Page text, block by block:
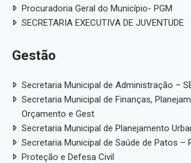
Procuradoria Geral do Município- PGM
SECRETARIA EXECUTIVA DE JUVENTUDE
Gestão
Secretaria Municipal de Administração –
Secretaria Municipal de Finanças,
Orçamento e Gest
Secretaria Municipal de Planejamento
Secretaria Municipal de Saúde de Patos –
Proteção e Defesa Civil